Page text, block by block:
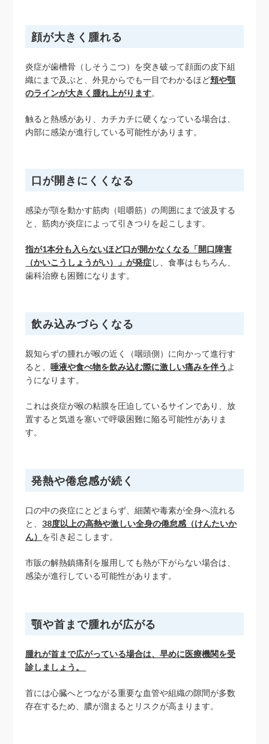
顔が大きく腫れる
炎症が歯槽骨（しそうこつ）を突き破って顔面の皮下組
織にまで及ぶと、外見からでも一目でわかるほど頬や顎
のラインが大きく腫れ上がります。
触ると熱感があり、カチカチに硬くなっている場合は、
内部に感染が進行している可能性があります。
口が開きにくくなる
感染が顎を動かす筋肉（咀嚼筋）の周囲にまで波及する
と、筋肉が炎症によって引きつりを起こします。
指が1本分も入らないほど口が開かなくなる「開口障害
（かいこうしょうがい）」が発症し、食事はもちろん、
歯科治療も困難になります。
飲み込みづらくなる
親知らずの腫れが喉の近く（咽頭側）に向かって進行す
ると、唾液や食べ物を飲み込む際に激しい痛みを伴う よ
うになります。
これは炎症が喉の粘膜を圧迫しているサインであり、放
置すると気道を塞いで呼吸困難に陥る可能性がありま
す。
発熱や倦怠感が続く
口の中の炎症にとどまらず、細菌や毒素が全身へ流れる
と、38度以上の高熱や激しい全身の倦怠感（けんたいか
ん） を引き起こします。
市販の解熱鎮痛剤を服用しても熱が下がらない場合は、
感染が進行している可能性があります。
顎や首まで腫れが広がる
腫れが首まで広がっている場合は、早めに医療機関を受
診しましょう。
首には心臓へとつながる重要な血管や組織の隙間が多数
存在するため、膿が溜まるとリスクが高まります。